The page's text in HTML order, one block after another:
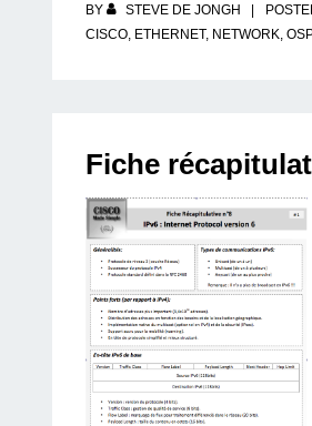
BY STEVE DE JONGH
CISCO, ETHERNET, NETWORK,
Fiche